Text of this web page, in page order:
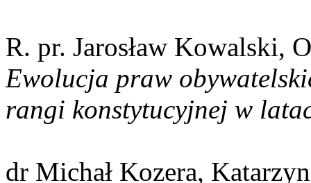
R. pr. Jarosław Kowalski,
Ewolucja praw
rangi konstytucyjnej w
dr Michał Kozera,